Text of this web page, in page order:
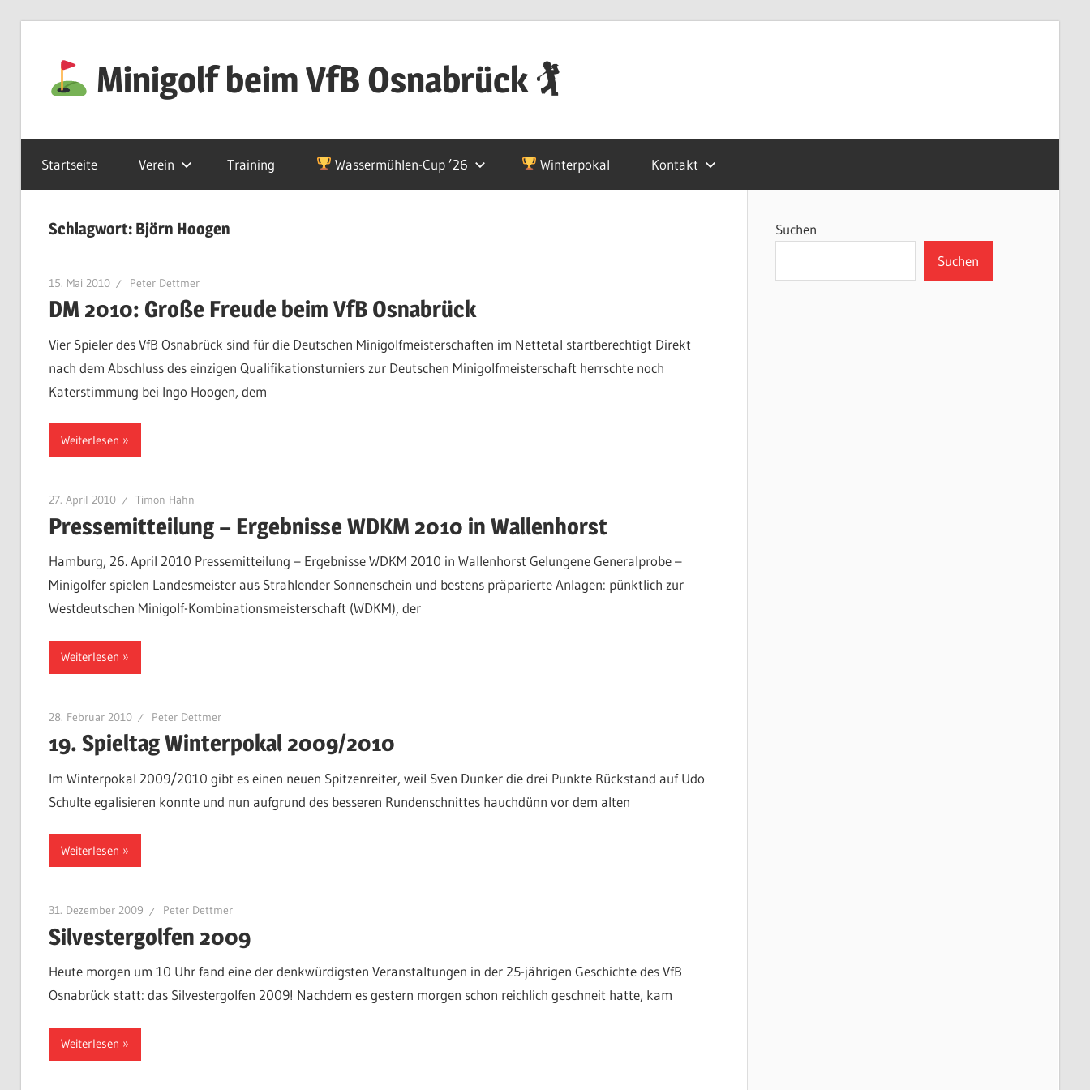
springen
Minigolf beim VfB Osnabrück 🏌
Startseite Verein Training Wassermühlen-Cup ’26 Winterpokal Kontakt
Schlagwort: Björn Hoogen
15. Mai 2010 Peter Dettmer
DM 2010: Große Freude beim VfB Osnabrück
Vier Spieler des VfB Osnabrück sind für die Deutschen Minigolfmeisterschaften im Nettetal startberechtigt Direkt
nach dem Abschluss des einzigen Qualifikationsturniers zur Deutschen Minigolfmeisterschaft herrschte noch
Katerstimmung bei Ingo Hoogen, dem
Weiterlesen
27. April 2010 Timon Hahn
Pressemitteilung – Ergebnisse WDKM 2010 in Wallenhorst
Hamburg, 26. April 2010 Pressemitteilung – Ergebnisse WDKM 2010 in Wallenhorst Gelungene Generalprobe –
Minigolfer spielen Landesmeister aus Strahlender Sonnenschein und bestens präparierte Anlagen: pünktlich zur
Westdeutschen Minigolf-Kombinationsmeisterschaft (WDKM), der
Weiterlesen
28. Februar 2010 Peter Dettmer
19. Spieltag Winterpokal 2009/2010
Im Winterpokal 2009/2010 gibt es einen neuen Spitzenreiter, weil Sven Dunker die drei Punkte Rückstand auf Udo
Schulte egalisieren konnte und nun aufgrund des besseren Rundenschnittes hauchdünn vor dem alten
Weiterlesen
31. Dezember 2009 Peter Dettmer
Silvestergolfen 2009
Heute morgen um 10 Uhr fand eine der denkwürdigsten Veranstaltungen in der 25-jährigen Geschichte des VfB
Osnabrück statt: das Silvestergolfen 2009! Nachdem es gestern morgen schon reichlich geschneit hatte, kam
Weiterlesen
Suchen
Suchen